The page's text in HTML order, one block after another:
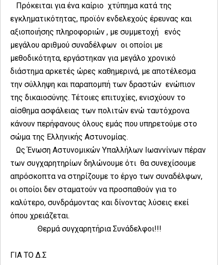
Πρόκειται για ένα καίριο χτύπημα κατά της
εγκληματικότητας, προϊόν ενδελεχούς έρευνας και
αξιοποιήσης πληροφοριών , με συμμετοχή ενός
μεγάλου αριθμού συναδέλφων οι οποίοι με
μεθοδικότητα, εργάστηκαν για μεγάλο χρονικό
διάστημα αρκετές ώρες καθημερινά, με αποτέλεσμα
την σύλληψη και παραπομπή των δραστών ενώπιον
της δικαιοσύνης. Τέτοιες επιτυχίες, ενισχύουν το
αίσθημα ασφάλειας των πολιτών ενώ ταυτόχρονα
κάνουν περήφανους όλους εμάς που υπηρετούμε στο
σώμα της Ελληνικής Αστυνομίας.
Ως Ένωση Αστυνομικών Υπαλλήλων Ιωαννίνων πέραν
των συγχαρητηρίων δηλώνουμε ότι θα συνεχίσουμε
απρόσκοπτα να στηρίζουμε το έργο των συναδέλφων,
οι οποίοι δεν σταματούν να προσπαθούν για το
καλύτερο, συνδράμοντας και δίνοντας λύσεις εκεί
όπου χρειάζεται.
Θερμά συγχαρητήρια Συνάδελφοι!!!
ΓΙΑ ΤΟ Δ.Σ